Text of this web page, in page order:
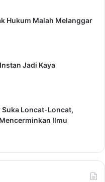
Hukum Malah Melanggar
Jadi Kaya
Suka Loncat-Loncat,
Ilmu